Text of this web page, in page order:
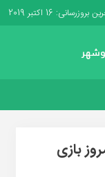
بروزرسانی: 16 اکتبر 2019
بازی